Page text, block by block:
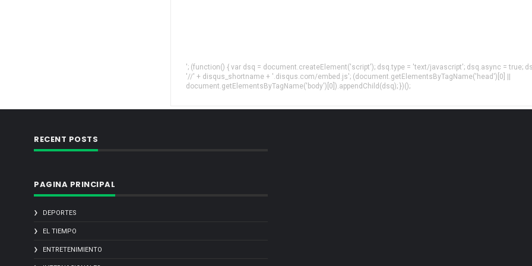
'; (function() { var dsq = document.createElement('script'); dsq.type = 'text/javascript'; dsq.async = true;
'//' + disqus_shortname + '.disqus.com/embed.js'; (document.getElementsByTagName('head')[0] ||
document.getElementsByTagName('body')[0]).appendChild(dsq); })();
RECENT POSTS
PAGINA PRINCIPAL
DEPORTES
EL TIEMPO
ENTRETENIMIENTO